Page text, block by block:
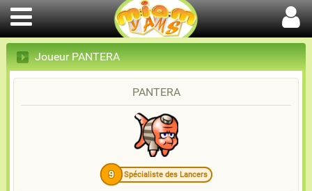
Joueur PANTERA
PANTERA
9 Spécialiste des Lancers